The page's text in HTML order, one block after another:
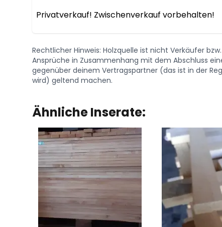
Privatverkauf! Zwischenverkauf vorbehalten!
Rechtlicher Hinweis: Holzquelle ist nicht Verkäufer
Ansprüche in Zusammenhang mit dem Abschluss
gegenüber deinem Vertragspartner (das ist in der
wird) geltend machen.
Ähnliche Inserate: